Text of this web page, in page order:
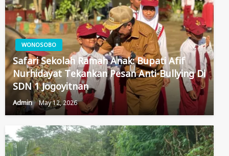
WONOSOBO
Safari Sekolah Ramah Anak: Bupati Afif
Nurhidayat Tekankan Pesan Anti-Bullying Di
SDN 1 Jogoyitnan
Admin May 12, 2026